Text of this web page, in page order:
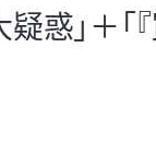
」＋「